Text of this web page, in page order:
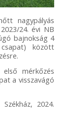
nagypályás
24. évi NB
bajnokság 4
között
mérkőzés
a visszavágó
Székház, 2024.